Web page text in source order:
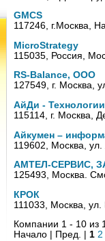
GMCS
117246, г.Москва,
MicroStrategy
115035, Россия,
RS-Balance, ООО
127549, г. Москва,
АйДи -
115114, г. Москва,
Айкумен –
119602, Москва,
АМТЕЛ-СЕРВИС,
125493, Москва.
КРОК
111033, Москва, ул.
Компании 1 - 10 из
Начало | Пред. | 1 2